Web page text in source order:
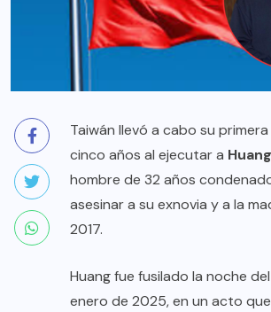
Taiwán llevó a cabo su
cinco años al ejecutar a
hombre de 32 años
asesinar a su exnovia y a la
2017.
Huang fue fusilado la noche
enero de 2025, en un acto